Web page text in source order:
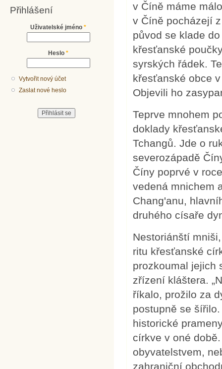
Přihlášení
Uživatelské jméno *
Heslo *
Vytvořit nový účet
Zaslat nové heslo
v Číně máme
v Číně pocházejí
původ se klade
křesťanské
syrských řádek.
křesťanské obce
Objevili ho
Teprve mnohem
doklady
Tchangů. Jde o
severozápadě
Číny poprvé v
vedená mnichem
Chang'anu,
druhého císaře
Nestoriánští
ritu křesťanské
prozkoumal jejich
zřízení kláštera.
říkalo, prožilo za
postupně se
historické
církve v oné
obyvatelstvem,
zahraniční